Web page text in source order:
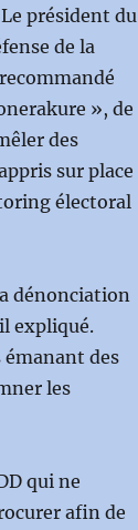
président du
de la
», de
des
sur place
électoral
dénonciation
expliqué.
émanant des
les
qui ne
afin de